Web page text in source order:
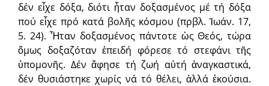
δέν εἶχε δόξα, διότι ἦταν δοξασμένος μέ τή δόξα
πού εἶχε πρό κατά βολῆς κόσμου (πρβλ. Ἰωάν. 17,
5. 24). Ἦταν δοξασμένος πάντοτε ὡς Θεός, τώρα
ὅμως δοξαζόταν ἐπειδή φόρεσε τό στεφάνι τῆς
ὑπομονῆς. Δέν ἄφησε τή ζωή αὐτή ἀναγκαστικά,
δέν θυσιάστηκε χωρίς νά τό θέλει, ἀλλά ἑκούσια.